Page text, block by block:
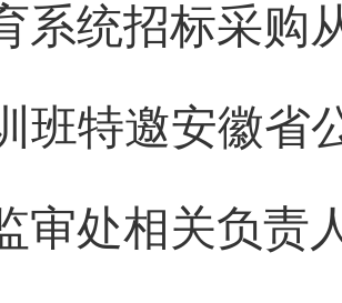
系统招标采购
班特邀安徽省
审处相关负责